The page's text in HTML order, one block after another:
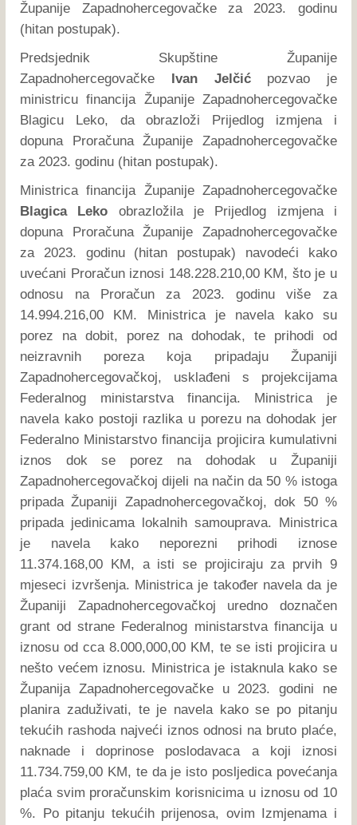
Županije Zapadnohercegovačke za 2023. godinu
(hitan postupak).
Predsjednik Skupštine Županije
Zapadnohercegovačke Ivan Jelčićpozvao je
ministricu financija Županije Zapadnohercegovačke
Blagicu Leko, da obrazloži Prijedlog izmjena i
dopuna Proračuna Županije Zapadnohercegovačke
za 2023. godinu (hitan postupak).
Ministrica financija Županije Zapadnohercegovačke
Blagica Leko obrazložila je Prijedlog izmjena i
dopuna Proračuna Županije Zapadnohercegovačke
za 2023. godinu (hitan postupak) navodeći kako
uvećani Proračun iznosi 148.228.210,00 KM, što je u
odnosu na Proračun za 2023. godinu više za
14.994.216,00 KM. Ministrica je navela kako su
porez na dobit, porez na dohodak, te prihodi od
neizravnih poreza koja pripadaju Županiji
Zapadnohercegovačkoj, usklađeni s projekcijama
Federalnog ministarstva financija. Ministrica je
navela kako postoji razlika u porezu na dohodak jer
Federalno Ministarstvo financija projicira kumulativni
iznos dok se porez na dohodak u Županiji
Zapadnohercegovačkoj dijeli na način da 50 % istoga
pripada Županiji Zapadnohercegovačkoj, dok 50 %
pripada jedinicama lokalnih samouprava. Ministrica
je navela kako neporezni prihodi iznose
11.374.168,00 KM, a isti se projiciraju za prvih 9
mjeseci izvršenja. Ministrica je također navela da je
Županiji Zapadnohercegovačkoj uredno doznačen
grant od strane Federalnog ministarstva financija u
iznosu od cca 8.000,000,00 KM, te se isti projicira u
nešto većem iznosu. Ministrica je istaknula kako se
Županija Zapadnohercegovačke u 2023. godini ne
planira zaduživati, te je navela kako se po pitanju
tekućih rashoda najveći iznos odnosi na bruto plaće,
naknade i doprinose poslodavaca a koji iznosi
11.734.759,00 KM, te da je isto posljedica povećanja
plaća svim proračunskim korisnicima u iznosu od 10
%. Po pitanju tekućih prijenosa, ovim Izmjenama i